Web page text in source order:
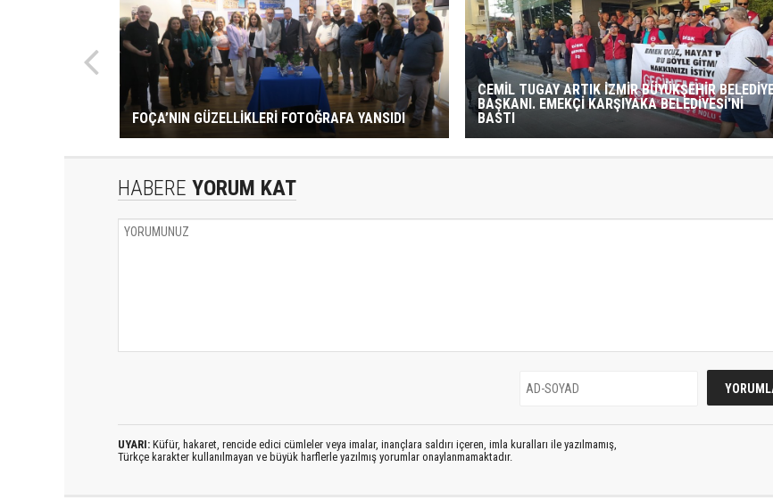
FOÇA’NIN GÜZELLİKLERİ FOTOĞRAFA YANSIDI
CEMİL TUGAY ARTIK İZMİR BÜYÜKŞEHİR
BAŞKANI. EMEKÇİ KARŞIYAKA BELEDİYESİ'Nİ
BASTI
HABERE YORUM KAT
UYARI: Küfür, hakaret, rencide edici cümleler veya imalar, inançlara saldırı içeren, imla kuralları ile yazılmamış,
Türkçe karakter kullanılmayan ve büyük harflerle yazılmış yorumlar onaylanmamaktadır.